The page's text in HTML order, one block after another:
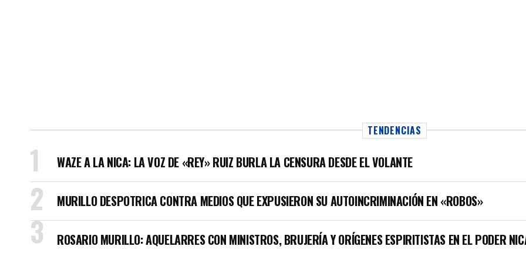
TENDENCIAS
WAZE A LA NICA: LA VOZ DE «REY» RUIZ BURLA LA CENSURA DESDE EL VOLANTE
MURILLO DESPOTRICA CONTRA MEDIOS QUE EXPUSIERON SU AUTOINCRIMINACIÓN EN «ROBOS»
ROSARIO MURILLO: AQUELARRES CON MINISTROS, BRUJERÍA Y ORÍGENES ESPIRITISTAS EN EL PODER